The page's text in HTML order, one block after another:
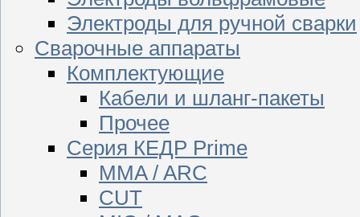
Электроды для ручной сварки
Сварочные аппараты
Комплектующие
Кабели и шланг-пакеты
Прочее
Серия КЕДР Prime
MMA / ARC
CUT